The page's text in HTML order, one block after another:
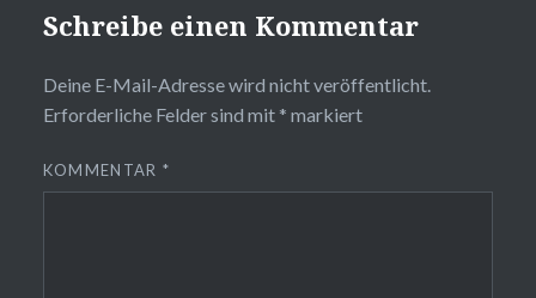
Schreibe einen Kommentar
Deine E-Mail-Adresse wird nicht veröffentlicht.
Erforderliche Felder sind mit * markiert
KOMMENTAR *